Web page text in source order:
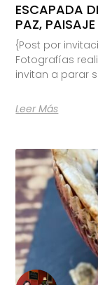
ESCAPADA
PAZ,
{Post por
Fotografías
invitan a parar
Leer Más